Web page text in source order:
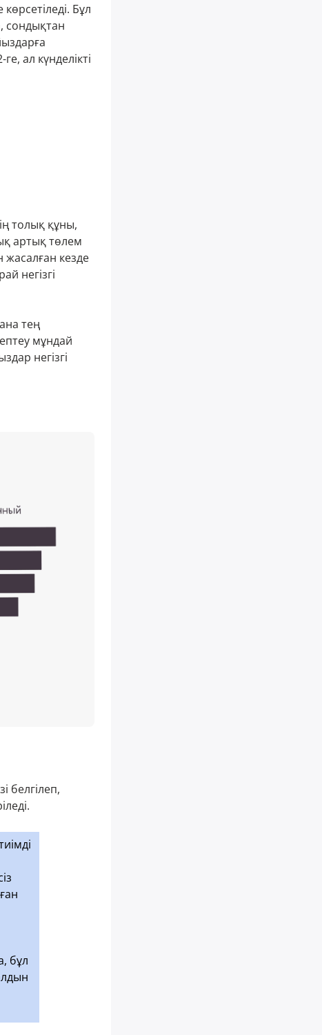
Бұл
сондықтан
ал күнделікті
толық құны,
артық төлем
жасалған кезде
негізгі
тең
мұндай
негізгі
белгілеп,
бұл